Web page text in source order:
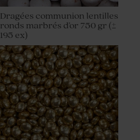
Dragées communion lentilles
ronds marbrés d'or 750 gr (±
195 ex)